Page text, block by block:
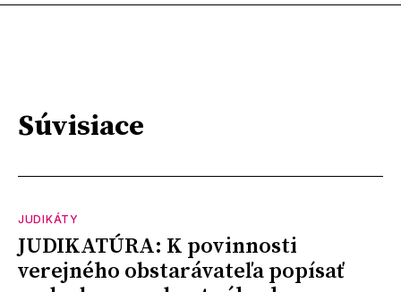
Súvisiace
JUDIKÁTY
JUDIKATÚRA: K povinnosti
verejného obstarávateľa popísať